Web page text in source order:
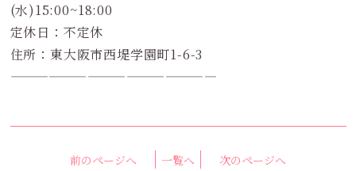
(水)15:00~18:00
定休日：不定休
住所：東大阪市西堤学園町1-6-3
————————————————
前のページへ 一覧へ 次のページへ